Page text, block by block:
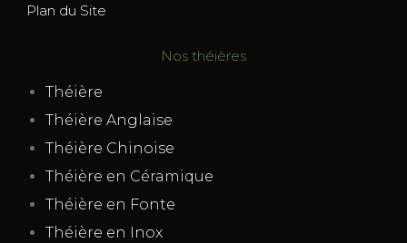
Plan du Site
Nos théières
Théière
Théière Anglaise
Théière Chinoise
Théière en Céramique
Théière en Fonte
Théière en Inox